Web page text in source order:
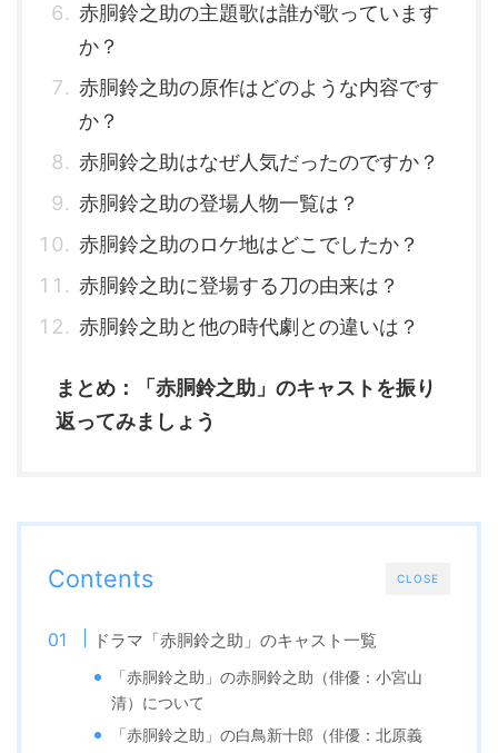
赤胴鈴之助の主題歌は誰が歌っています
か？
赤胴鈴之助の原作はどのような内容です
か？
赤胴鈴之助はなぜ人気だったのですか？
赤胴鈴之助の登場人物一覧は？
赤胴鈴之助のロケ地はどこでしたか？
赤胴鈴之助に登場する刀の由来は？
赤胴鈴之助と他の時代劇との違いは？
まとめ：「赤胴鈴之助」のキャストを振り
返ってみましょう
CLOSE
Contents
ドラマ「赤胴鈴之助」のキャスト一覧
「赤胴鈴之助」の赤胴鈴之助（俳優：小宮山
清）について
「赤胴鈴之助」の白鳥新十郎（俳優：北原義